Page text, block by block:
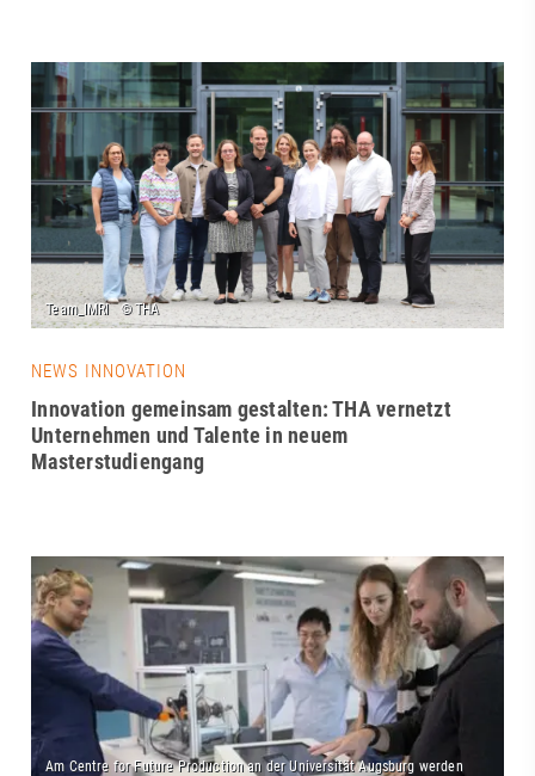
NEWS INNOVATION
Innovation gemeinsam gestalten: THA vernetzt
Unternehmen und Talente in neuem
Masterstudiengang